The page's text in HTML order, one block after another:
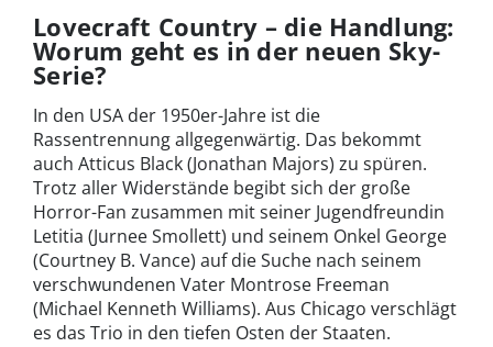
Lovecraft Country – die Handlung:
Worum geht es in der neuen Sky-
Serie?
In den USA der 1950er-Jahre ist die
Rassentrennung allgegenwärtig. Das bekommt
auch Atticus Black (Jonathan Majors) zu spüren.
Trotz aller Widerstände begibt sich der große
Horror-Fan zusammen mit seiner Jugendfreundin
Letitia (Jurnee Smollett) und seinem Onkel George
(Courtney B. Vance) auf die Suche nach seinem
verschwundenen Vater Montrose Freeman
(Michael Kenneth Williams). Aus Chicago verschlägt
es das Trio in den tiefen Osten der Staaten.